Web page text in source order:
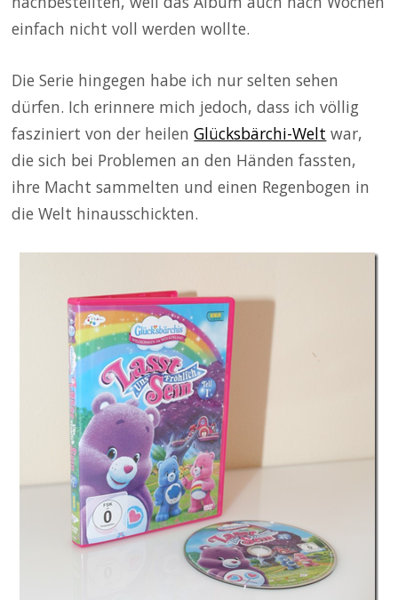
einfach nicht voll werden wollte.
Die Serie hingegen habe ich nur selten sehen
dürfen. Ich erinnere mich jedoch, dass ich völlig
fasziniert von der heilenGlücksbärchi-Welt war,
die sich bei Problemen an den Händen fassten,
ihre Macht sammelten und einen Regenbogen in
die Welt hinausschickten.